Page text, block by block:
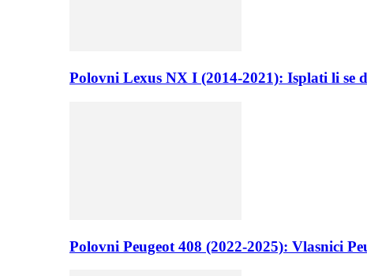
Polovni Lexus NX I (2014-2021): Isplati li se
Polovni Peugeot 408 (2022-2025): Vlasnici